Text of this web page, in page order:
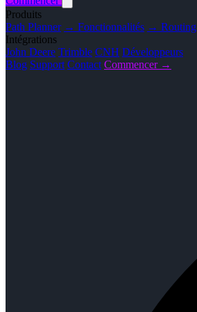
Produits
Path Planner → Fonctionnalités → Routing
Intégrations
John Deere Trimble CNH Développeurs
Blog Support Contact Commencer →